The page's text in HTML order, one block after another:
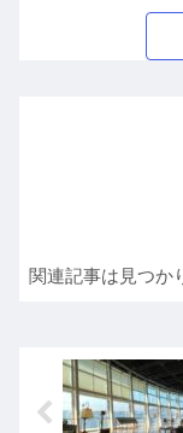
関連記事は見つか